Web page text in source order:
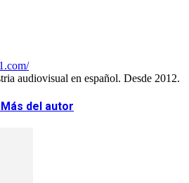
audiovisual en español. Desde 2012.
Más del autor